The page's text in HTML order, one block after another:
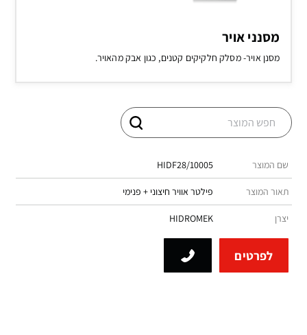
מסנני אויר
מסנן אויר- מסלק חלקיקים קטנים, כגון אבק מהאויר.
שם המוצר HIDF28/10005
תאור המוצר פילטר אוויר חיצוני + פנימי
יצרן HIDROMEK
לפרטים